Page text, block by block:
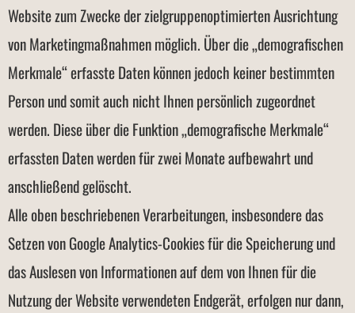
Website zum Zwecke der zielgruppenoptimierten Ausrichtung
von Marketingmaßnahmen möglich. Über die „demografischen
Merkmale“ erfasste Daten können jedoch keiner bestimmten
Person und somit auch nicht Ihnen persönlich zugeordnet
werden. Diese über die Funktion „demografische Merkmale“
erfassten Daten werden für zwei Monate aufbewahrt und
anschließend gelöscht.
Alle oben beschriebenen Verarbeitungen, insbesondere das
Setzen von Google Analytics-Cookies für die Speicherung und
das Auslesen von Informationen auf dem von Ihnen für die
Nutzung der Website verwendeten Endgerät, erfolgen nur dann,